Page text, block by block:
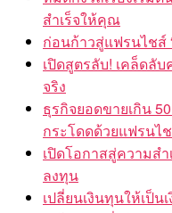
สำเร็จให้คุณ
ก่อนก้าวสู่แฟรนไชส์
เปิดสูตรลับ! เคล็ดลั
จริง
ธุรกิจยอดขายเกิน
กระโดดด้วยแฟรนไ
เปิดโอกาสสู่ความส
ลงทุน
เปลี่ยนเงินทุนให้เป็น